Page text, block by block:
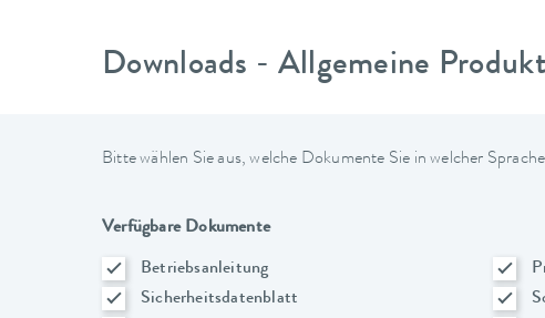
Downloads - Allgemeine
Bitte wählen Sie aus, welche Dokumente Sie in welcher
Verfügbare Dokumente
Betriebsanleitung
Sicherheitsdatenblatt